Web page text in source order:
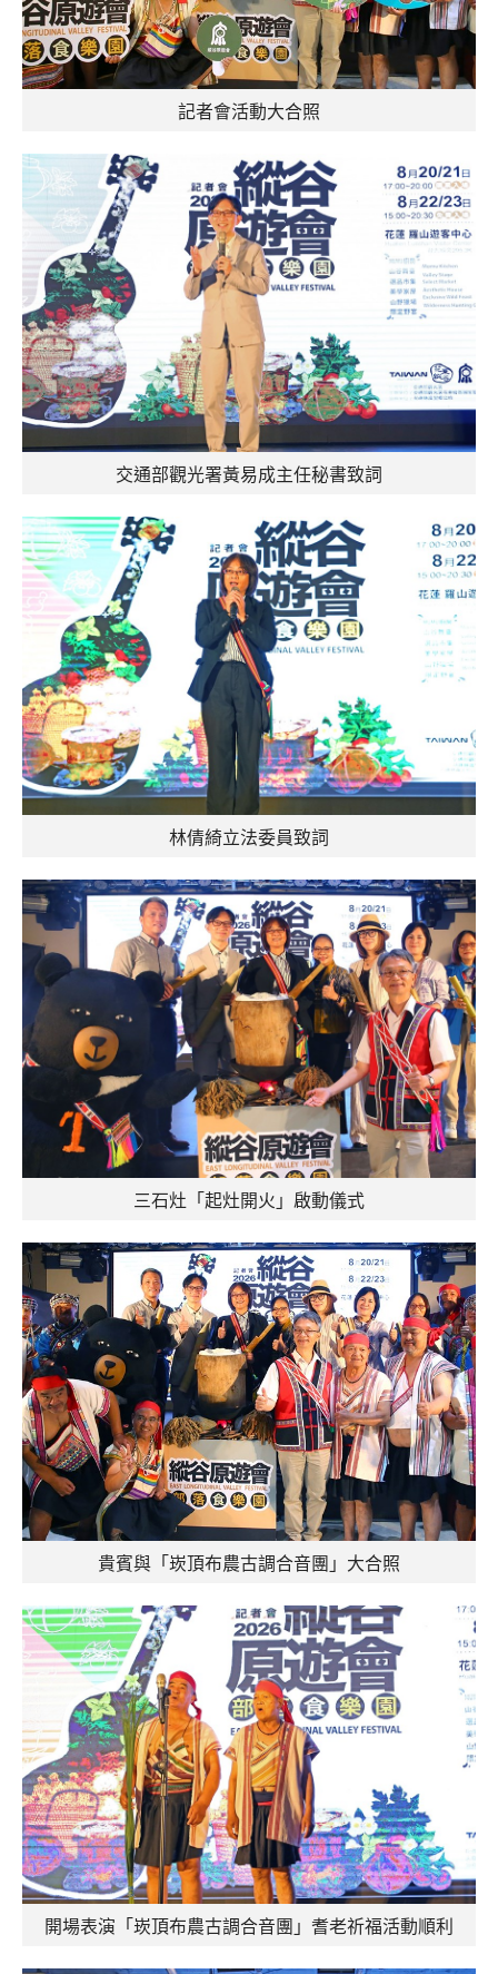
記者會活動大合照
交通部觀光署黃易成主任秘書致詞
林倩綺立法委員致詞
三石灶「起灶開火」啟動儀式
貴賓與「崁頂布農古調合音團」大合照
開場表演「崁頂布農古調合音團」耆老祈福活動順利